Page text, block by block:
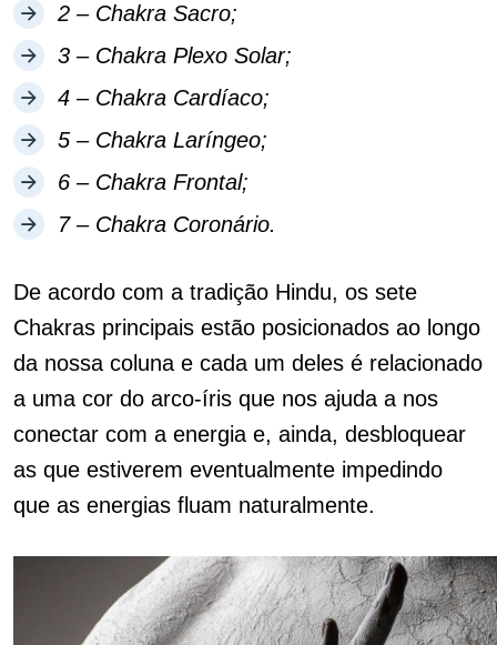
2 – Chakra Sacro;
3 – Chakra Plexo Solar;
4 – Chakra Cardíaco;
5 – Chakra Laríngeo;
6 – Chakra Frontal;
7 – Chakra Coronário.
De acordo com a tradição Hindu, os sete
Chakras principais estão posicionados ao longo
da nossa coluna e cada um deles é relacionado
a uma cor do arco-íris que nos ajuda a nos
conectar com a energia e, ainda, desbloquear
as que estiverem eventualmente impedindo
que as energias fluam naturalmente.